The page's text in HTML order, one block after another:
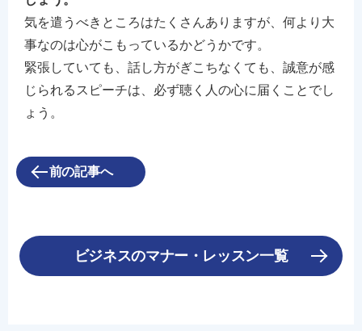
気を遣うべきところはたくさんありますが、何より大
事なのは心がこもっているかどうかです。
緊張していても、話し方がぎこちなくても、誠意が感
じられるスピーチは、必ず聴く人の心に届くことでし
ょう。
前の記事へ
ビジネスのマナー・レッスン一覧